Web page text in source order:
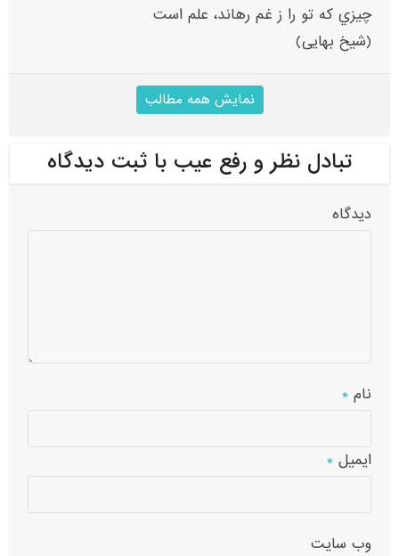
چيزي که تو را ز غم رهاند، علم است
(شیخ بهایی)
نمایش همه مطالب
تبادل نظر و رفع عیب با ثبت دیدگاه
دیدگاه
نام*
ایمیل*
وب‌ سایت